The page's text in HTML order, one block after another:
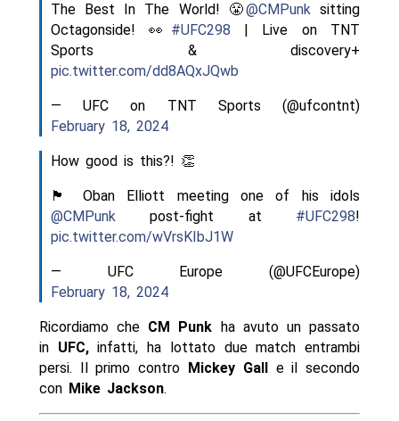
The Best In The World! 😤@CMPunksitting
Octagonside! 👀 #UFC298 | Live on TNT
Sports & discovery+
pic.twitter.com/dd8AQxJQwb
— UFC on TNT Sports (@ufcontnt)
February 18, 2024
How good is this?! 👏
🏴󠁧󠁢󠁷󠁬󠁳󠁿 Oban Elliott meeting one of his idols
@CMPunkpost-fight at #UFC298!
pic.twitter.com/wVrsKIbJ1W
— UFC Europe (@UFCEurope)
February 18, 2024
Ricordiamo che CM Punk ha avuto un passato
in UFC,infatti, ha lottato due match entrambi
persi. Il primo contro
Mickey Gall
e il secondo
con Mike Jackson.